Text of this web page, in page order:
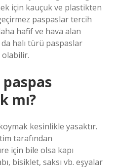
için kauçuk ve plastikten
paspaslar tercih
hafif ve hava alan
halı türü paspaslar
olabilir.
paspas
mı?
kesinlikle yasaktır.
tarafından
için bile olsa kapı
bisiklet, saksı vb. eşyalar